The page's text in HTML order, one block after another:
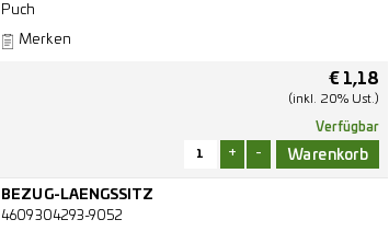
Puch
Merken
€1,18
(inkl. 20% Ust.)
Verfügbar
+ -
BEZUG-LAENGSSITZ
4609304293-9052